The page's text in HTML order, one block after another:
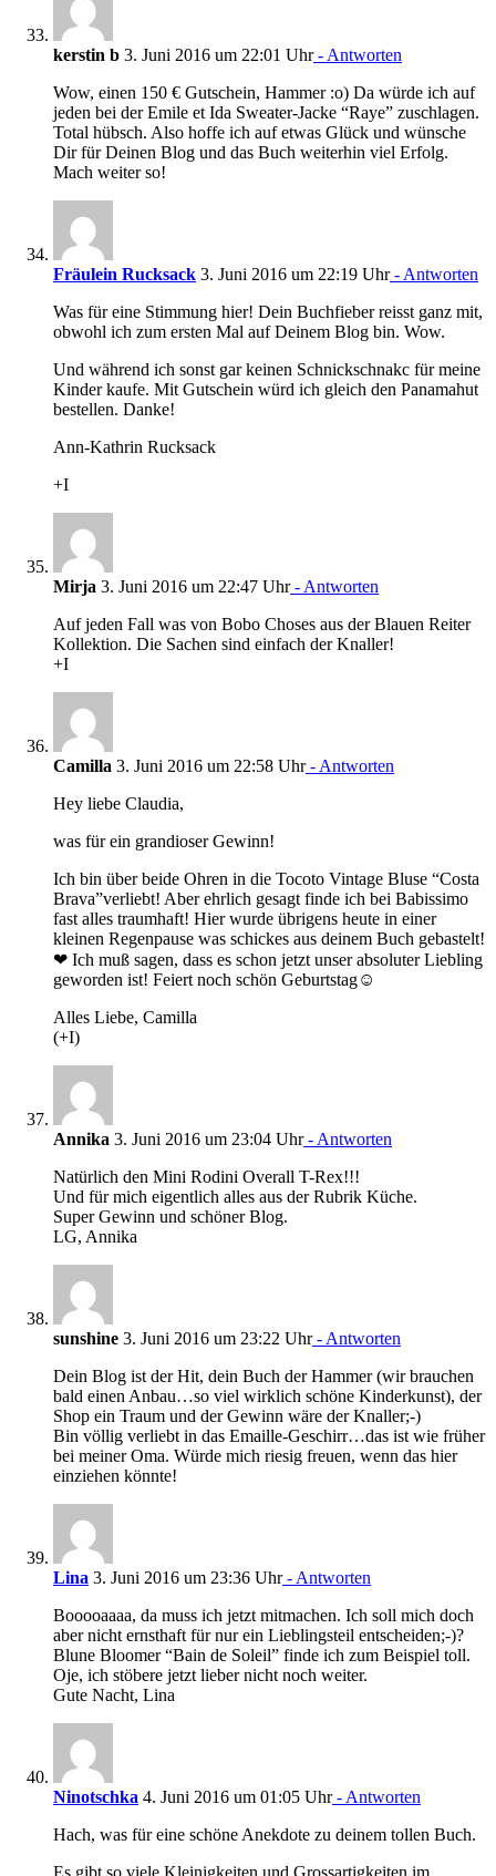
kerstin b 3. Juni 2016 um 22:01 Uhr- Antworten
Wow, einen 150 € Gutschein, Hammer :o) Da würde ich auf
jeden bei der Emile et Ida Sweater-Jacke “Raye” zuschlagen.
Total hübsch. Also hoffe ich auf etwas Glück und wünsche
Dir für Deinen Blog und das Buch weiterhin viel Erfolg.
Mach weiter so!
Fräulein Rucksack 3. Juni 2016 um 22:19 Uhr- Antworten
Was für eine Stimmung hier! Dein Buchfieber reisst ganz mit,
obwohl ich zum ersten Mal auf Deinem Blog bin. Wow.
Und während ich sonst gar keinen Schnickschnakc für meine
Kinder kaufe. Mit Gutschein würd ich gleich den Panamahut
bestellen. Danke!
Ann-Kathrin Rucksack
+I
Mirja 3. Juni 2016 um 22:47 Uhr- Antworten
Auf jeden Fall was von Bobo Choses aus der Blauen Reiter
Kollektion. Die Sachen sind einfach der Knaller!
+I
Camilla 3. Juni 2016 um 22:58 Uhr- Antworten
Hey liebe Claudia,
was für ein grandioser Gewinn!
Ich bin über beide Ohren in die Tocoto Vintage Bluse “Costa
Brava”verliebt! Aber ehrlich gesagt finde ich bei Babissimo
fast alles traumhaft! Hier wurde übrigens heute in einer
kleinen Regenpause was schickes aus deinem Buch gebastelt!
❤ Ich muß sagen, dass es schon jetzt unser absoluter Liebling
geworden ist! Feiert noch schön Geburtstag☺
Alles Liebe, Camilla
(+I)
Annika 3. Juni 2016 um 23:04 Uhr- Antworten
Natürlich den Mini Rodini Overall T-Rex!!!
Und für mich eigentlich alles aus der Rubrik Küche.
Super Gewinn und schöner Blog.
LG, Annika
sunshine 3. Juni 2016 um 23:22 Uhr- Antworten
Dein Blog ist der Hit, dein Buch der Hammer (wir brauchen
bald einen Anbau…so viel wirklich schöne Kinderkunst), der
Shop ein Traum und der Gewinn wäre der Knaller;-)
Bin völlig verliebt in das Emaille-Geschirr…das ist wie früher
bei meiner Oma. Würde mich riesig freuen, wenn das hier
einziehen könnte!
Lina 3. Juni 2016 um 23:36 Uhr- Antworten
Booooaaaa, da muss ich jetzt mitmachen. Ich soll mich doch
aber nicht ernsthaft für nur ein Lieblingsteil entscheiden;-)?
Blune Bloomer “Bain de Soleil” finde ich zum Beispiel toll.
Oje, ich stöbere jetzt lieber nicht noch weiter.
Gute Nacht, Lina
Ninotschka 4. Juni 2016 um 01:05 Uhr- Antworten
Hach, was für eine schöne Anekdote zu deinem tollen Buch.
Es gibt so viele Kleinigkeiten und Grossartigkeiten im